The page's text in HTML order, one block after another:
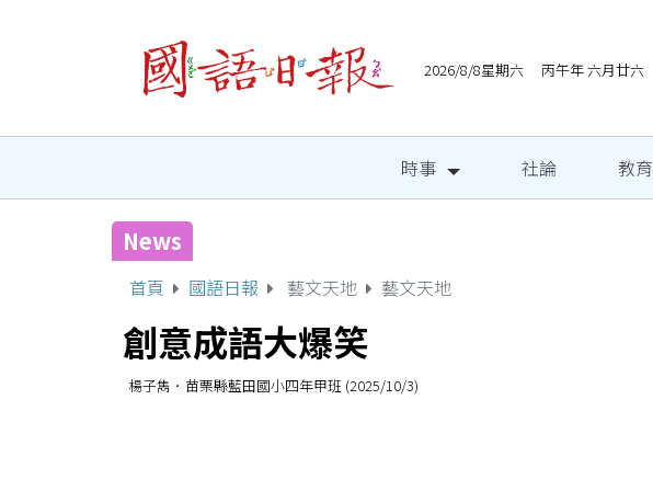
2026/8/8星期六 丙午年 六月廿六
時事 社論 教育
News
首頁 國語日報 藝文天地 藝文天地
創意成語大爆笑
楊子雋．苗栗縣藍田國小四年甲班 (2025/10/3)